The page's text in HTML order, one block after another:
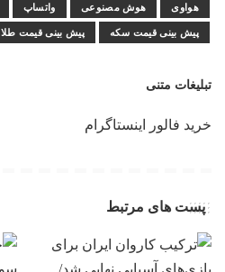
هواوی هوش مصنوعی واتساپ
پیش بینی قیمت سکه پیش بینی قیمت طلا
تبلیغات متنی
خرید فالور اینستاگرام
پست های مرتبط